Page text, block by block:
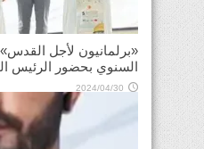
«برلمانيون لأجل
السنوي بحضور الرئيس
2024/04/30